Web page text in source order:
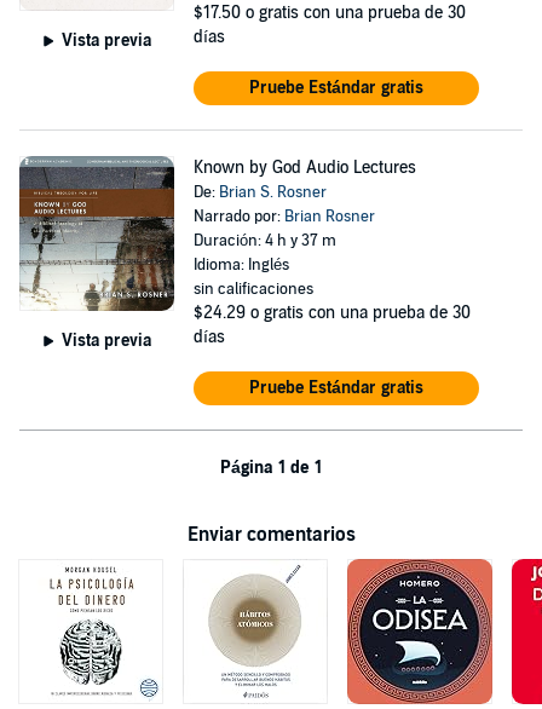
Vista previa
$17.50 o gratis con una prueba de 30
días
Pruebe Estándar gratis
Vista previa
Known by God Audio Lectures
De: Brian S. Rosner
Narrado por: Brian Rosner
Duración: 4 h y 37 m
Idioma: Inglés
sin calificaciones
$24.29 o gratis con una prueba de 30
días
Pruebe Estándar gratis
Página 1 de 1
Enviar comentarios